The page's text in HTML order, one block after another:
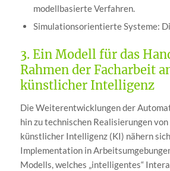
modellbasierte Verfahren.
Simulationsorientierte Systeme:
3. Ein Modell für das
Rahmen der Facharbeit
künstlicher Intelligenz
Die Weiterentwicklungen der
hin zu technischen Realisierungen
künstlicher Intelligenz (KI) nähern
Implementation in
Modells, welches „intelligentes“